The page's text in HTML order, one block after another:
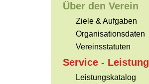
Über den Verein
Ziele & Aufgaben
Organisationsdaten
Vereinsstatuten
Service - Leistung
Leistungskatalog